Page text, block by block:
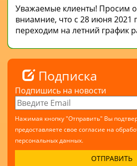
Уважаемые клиенты! Просим
вниамние, что с 28 июня 2021
переходим на летний график
Подписка
Подпишись на новости
Нажимая кнопку "Отправить" Вы
предоставляете свое согласие на
персональных данных.